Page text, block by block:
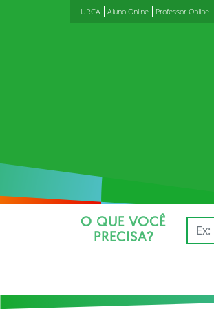
URCA Aluno Online Professor Online
O QUE VOCÊ
PRECISA?